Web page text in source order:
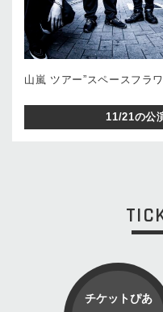
⼭嵐 ツアー”スペースフラ
11/21の公
チケットぴあ